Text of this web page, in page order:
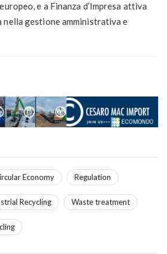
e a Finanza d’Impresa attiva
nella gestione amministrativa e
Economy Regulation
Recycling Waste treatment